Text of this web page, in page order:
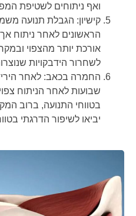
ואף ניתוחים לשטיפת
קישיון: הגבלת תנועה
הראשונים לאחר ניתוח
אורכת יותר מהצפוי
לשחרור הידבקויות
שבועות לאחר הניתוח
בטווחי התנועה, ברוב
יביאו לשיפור הדרגתי